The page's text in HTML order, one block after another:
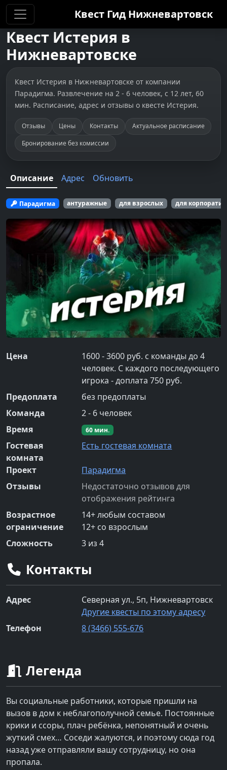
Квест Гид Нижневартовск
Квест Истерия в
Нижневартовске
Квест Истерия в Нижневартовске от компании
Парадигма. Развлечение на 2 - 6 человек, с 12 лет, 60
мин. Расписание, адрес и отзывы о квесте Истерия.
Отзывы Цены Контакты
Актуальное расписание
Бронирование без комиссии
Описание Адрес Обновить
Парадигма антуражные для взрослых для
Цена
1600 - 3600 руб. с команды до 4
человек. С каждого последующего
игрока - доплата 750 руб.
Предоплата
без предоплаты
Команда
2- 6 человек
Время
60 мин.
Гостевая
комната
Есть гостевая комната
Проект
Парадигма
Отзывы
Недостаточно отзывов для
отображения рейтинга
Возрастное
ограничение
14+любым составом
12+ со взрослым
Сложность
3 из 4
Контакты
Адрес
Северная ул., 5п, Нижневартовск
Другие квесты по этому адресу
Телефон
8 (3466) 555-676
Легенда
Вы социальные работники, которые пришли на
вызов в дом к неблагополучной семье. Постоянные
крики и ссоры, плач ребёнка, непонятный и очень
жуткий смех… Соседи жалуются, и поэтому сюда год
назад уже отправляли вашу сотрудницу, но она
пропала.